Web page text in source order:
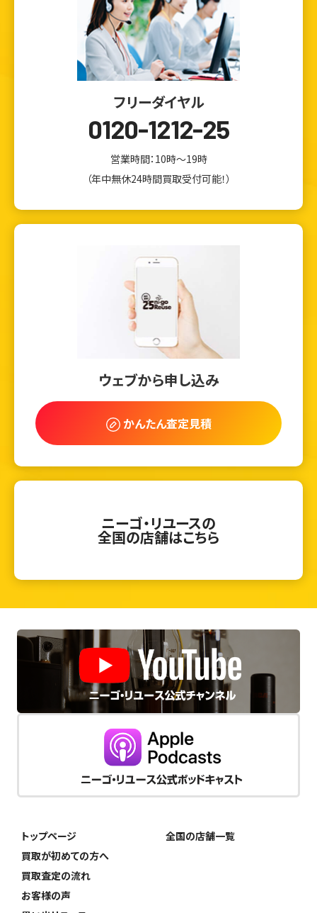
フリーダイヤル
0120-1212-25
営業時間：10時～19時
（年中無休24時間買取受付可能！）
ウェブから申し込み
かんたん査定見積
ニーゴ・リユースの
全国の店舗はこちら
トップページ
買取が初めての方へ
買取査定の流れ
お客様の声
全国の店舗一覧